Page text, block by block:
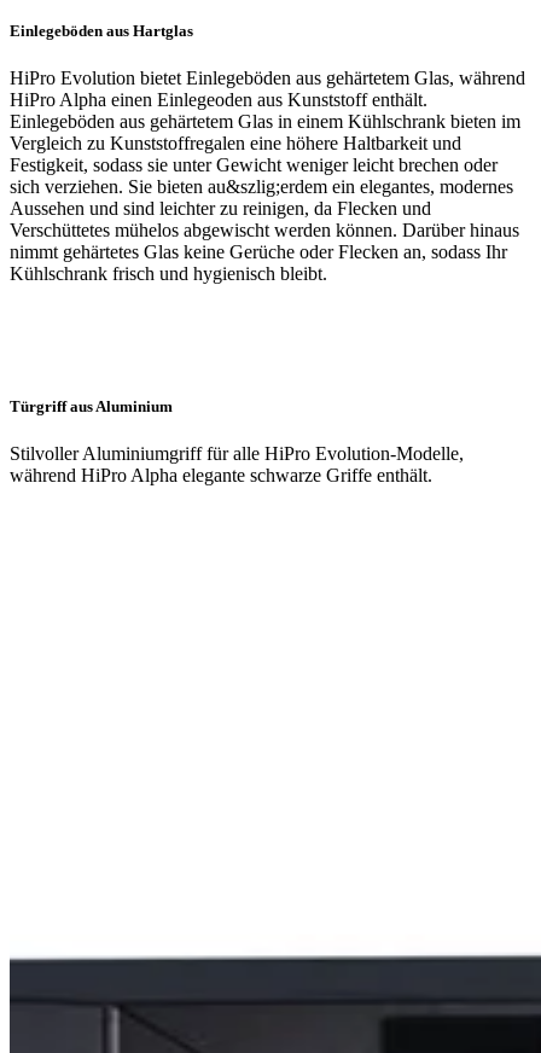
Einlegeböden aus Hartglas
HiPro Evolution bietet Einlegeböden aus gehärtetem Glas, während
HiPro Alpha einen Einlegeoden aus Kunststoff enthält.
Einlegeböden aus gehärtetem Glas in einem Kühlschrank bieten im
Vergleich zu Kunststoffregalen eine höhere Haltbarkeit und
Festigkeit, sodass sie unter Gewicht weniger leicht brechen oder
sich verziehen. Sie bieten au&szlig;erdem ein elegantes, modernes
Aussehen und sind leichter zu reinigen, da Flecken und
Verschüttetes mühelos abgewischt werden können. Darüber hinaus
nimmt gehärtetes Glas keine Gerüche oder Flecken an, sodass Ihr
Kühlschrank frisch und hygienisch bleibt.
Türgriff aus Aluminium
Stilvoller Aluminiumgriff für alle HiPro Evolution-Modelle,
während HiPro Alpha elegante schwarze Griffe enthält.